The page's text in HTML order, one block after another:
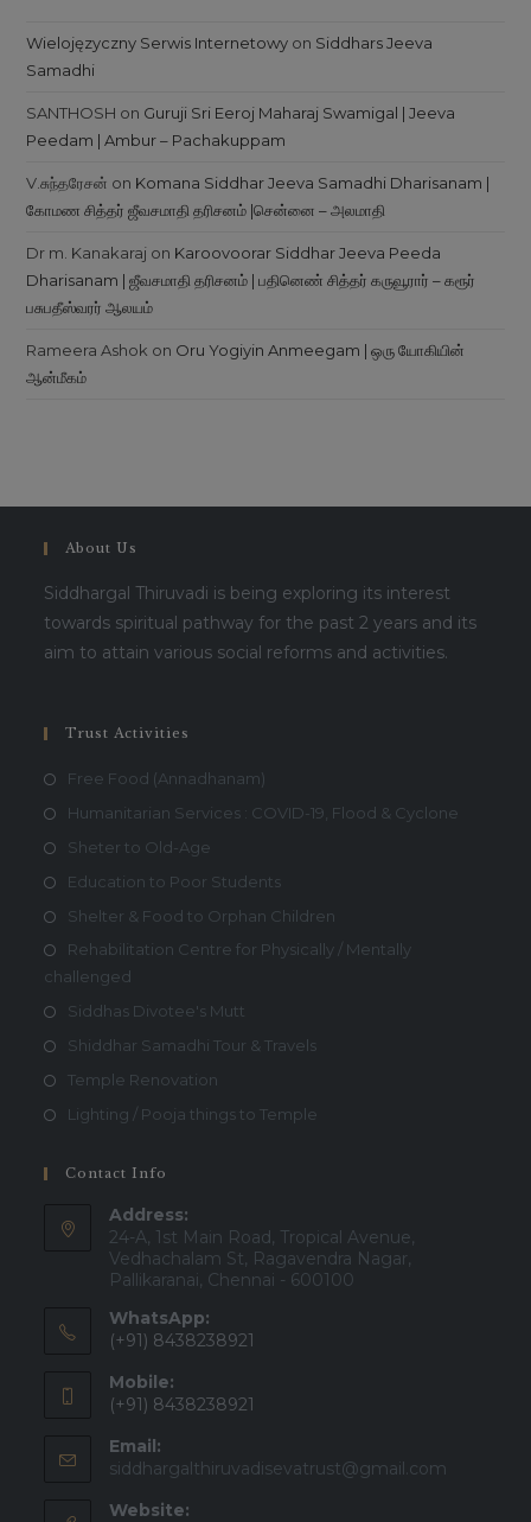
Wielojęzyczny Serwis Internetowy on Siddhars Jeeva
Samadhi
SANTHOSH on Guruji Sri Eeroj Maharaj Swamigal | Jeeva
Peedam | Ambur – Pachakuppam
V.சுந்தரேசன் on Komana Siddhar Jeeva Samadhi Dharisanam |
கோமண சித்தர் ஜீவசமாதி தரிசனம் |சென்னை – அலமாதி
Dr m. Kanakaraj on Karoovoorar Siddhar Jeeva Peeda
Dharisanam | ஜீவசமாதி தரிசனம் | பதினெண் சித்தர் கருவூரார் – கரூர்
பசுபதீஸ்வரர் ஆலயம்
Rameera Ashok on Oru Yogiyin Anmeegam | ஒரு யோகியின்
ஆன்மீகம்
About Us
Siddhargal Thiruvadi is being exploring its interest
towards spiritual pathway for the past 2 years and its
aim to attain various social reforms and activities.
Trust Activities
Free Food (Annadhanam)
Humanitarian Services : COVID-19, Flood & Cyclone
Sheter to Old-Age
Education to Poor Students
Shelter & Food to Orphan Children
Rehabilitation Centre for Physically / Mentally
challenged
Siddhas Divotee's Mutt
Shiddhar Samadhi Tour & Travels
Temple Renovation
Lighting / Pooja things to Temple
Contact Info
Address:
24-A, 1st Main Road, Tropical Avenue,
Vedhachalam St, Ragavendra Nagar,
Pallikaranai, Chennai - 600100
WhatsApp:
(+91) 8438238921
Mobile:
(+91) 8438238921
Email:
siddhargalthiruvadisevatrust@gmail.com
Website: